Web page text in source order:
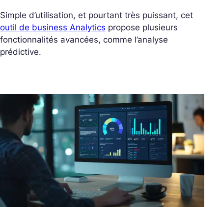
Simple d’utilisation, et pourtant très puissant, cet
outil de business Analytics propose plusieurs
fonctionnalités avancées, comme l’analyse
prédictive.